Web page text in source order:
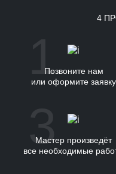
4
Позвоните нам
или оформите заявку
1
Мастер произведёт
все необходимые
3